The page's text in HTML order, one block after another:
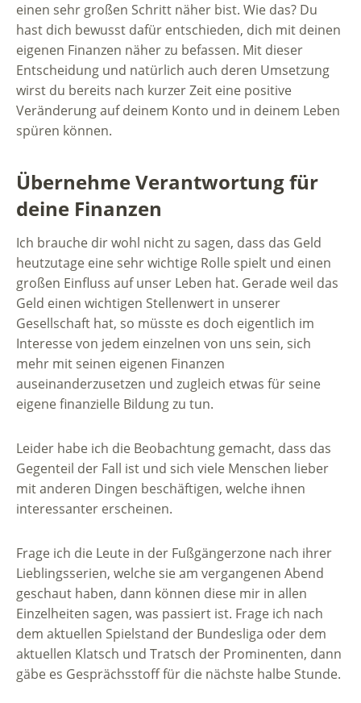
einen sehr großen Schritt näher bist. Wie das? Du
hast dich bewusst dafür entschieden, dich mit deinen
eigenen Finanzen näher zu befassen. Mit dieser
Entscheidung und natürlich auch deren Umsetzung
wirst du bereits nach kurzer Zeit eine positive
Veränderung auf deinem Konto und in deinem Leben
spüren können.
Übernehme Verantwortung für
deine Finanzen
Ich brauche dir wohl nicht zu sagen, dass das Geld
heutzutage eine sehr wichtige Rolle spielt und einen
großen Einfluss auf unser Leben hat. Gerade weil das
Geld einen wichtigen Stellenwert in unserer
Gesellschaft hat, so müsste es doch eigentlich im
Interesse von jedem einzelnen von uns sein, sich
mehr mit seinen eigenen Finanzen
auseinanderzusetzen und zugleich etwas für seine
eigene finanzielle Bildung zu tun.
Leider habe ich die Beobachtung gemacht, dass das
Gegenteil der Fall ist und sich viele Menschen lieber
mit anderen Dingen beschäftigen, welche ihnen
interessanter erscheinen.
Frage ich die Leute in der Fußgängerzone nach ihrer
Lieblingsserien, welche sie am vergangenen Abend
geschaut haben, dann können diese mir in allen
Einzelheiten sagen, was passiert ist. Frage ich nach
dem aktuellen Spielstand der Bundesliga oder dem
aktuellen Klatsch und Tratsch der Prominenten, dann
gäbe es Gesprächsstoff für die nächste halbe Stunde.